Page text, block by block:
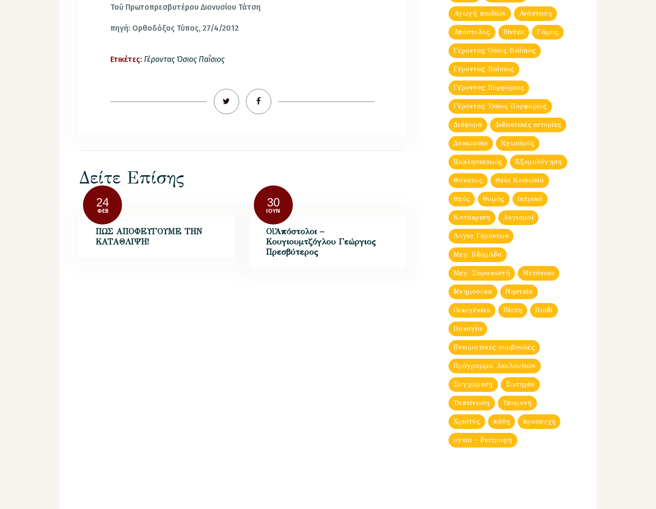
Τοῦ Πρωτοπρεσβυτέρου Διονυσίου Τάτση
πηγή: Ορθοδόξος Τύπος, 27/4/2012
Ετικέτες: Γέροντας Όσιος Παΐσιος
Δείτε Επίσης
24
ΦΕΒ
ΠΩΣ ΑΠΟΦΕΥΓΟΥΜΕ ΤΗΝ
ΚΑΤΑΘΛΙΨΗ!
30
ΙΟΎΝ
Οἱ Ἀπόστολοι –
Κουγιουμτζόγλου Γεώργιος
Πρεσβύτερος
Αγωγή παιδιών Ανάσταση
Απόστολος Βίντεο Γάμος
Γέροντας Όσιος Παΐσιος
Γέροντας Παΐσιος
Γέροντας Πορφύριος
Γέροντας Ὀσιος Πορφύριος
Διάφορα Διδακτικές ιστορίες
Δοκιμασία Εγωισμός
Εκκλησιασμός Εξομολόγηση
Θάνατος Θεία Κοινωνία
Θεός Θυμός Ιατρικά
Κατάκριση Λογισμοί
Λόγια Γερόντων
Μεγ. Βδομἀδα
Μεγ. Σαρακοστή Μετάνοια
Μνημόσυνα Νηστεία
Οικογένεια Πίστη Παιδί
Παναγία
Πνευματικές συμβουλές
Πρόγραμμα Ακολουθιών
Συγχώρεση Σωτηρία
Ταπείνωση Υπομονή
Χριστός πάθη προσευχή
υγεια - διατροφη